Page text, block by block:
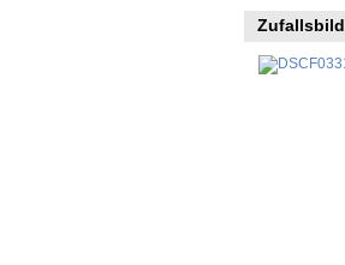
Zufallsbild